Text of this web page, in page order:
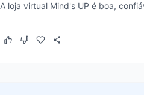
A loja virtual Mind's UP é boa,
Este cupom funcionou
Este cupom não funcionou